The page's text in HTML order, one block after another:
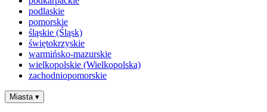
podlaskie
pomorskie
śląskie (Śląsk)
świętokrzyskie
warmińsko-mazurskie
wielkopolskie (Wielkopolska)
zachodniopomorskie
Miasta ▾